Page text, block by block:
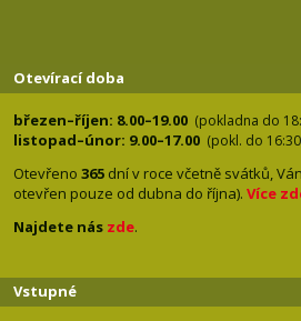
Otevírací doba
březen–říjen: 8.00–19.00 (pokladna do
listopad–únor: 9.00–17.00 (pokl. do
Otevřeno 365 dní v roce včetně svátků,
otevřen pouze od dubna do října). Více
Najdete nás zde.
Vstupné